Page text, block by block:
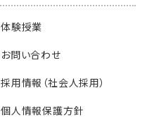
体験授業
お問い合わせ
採用情報（社会人採用）
個人情報保護方針